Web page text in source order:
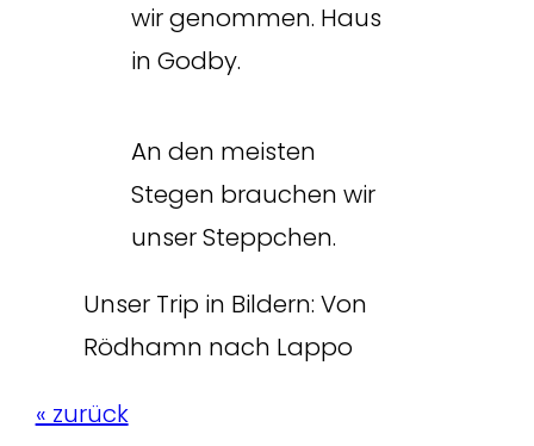
wir genommen. Haus
in Godby.
An den meisten
Stegen brauchen wir
unser Steppchen.
Unser Trip in Bildern: Von
Rödhamn nach Lappo
« zurück